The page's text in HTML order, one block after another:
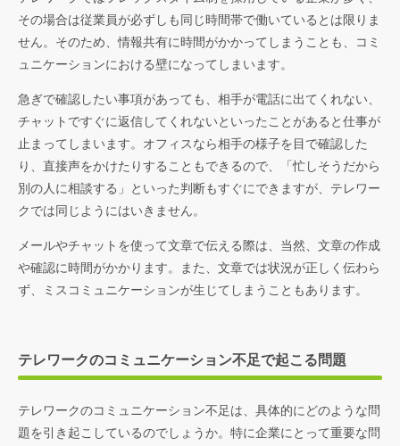
その場合は従業員が必ずしも同じ時間帯で働いているとは限りま
せん。そのため、情報共有に時間がかかってしまうことも、コミ
ュニケーションにおける壁になってしまいます。
急ぎで確認したい事項があっても、相手が電話に出てくれない、
チャットですぐに返信してくれないといったことがあると仕事が
止まってしまいます。オフィスなら相手の様子を目で確認した
り、直接声をかけたりすることもできるので、「忙しそうだから
別の人に相談する」といった判断もすぐにできますが、テレワー
クでは同じようにはいきません。
メールやチャットを使って文章で伝える際は、当然、文章の作成
や確認に時間がかかります。また、文章では状況が正しく伝わら
ず、ミスコミュニケーションが生じてしまうこともあります。
テレワークのコミュニケーション不足で起こる問題
テレワークのコミュニケーション不足は、具体的にどのような問
題を引き起こしているのでしょうか。特に企業にとって重要な問